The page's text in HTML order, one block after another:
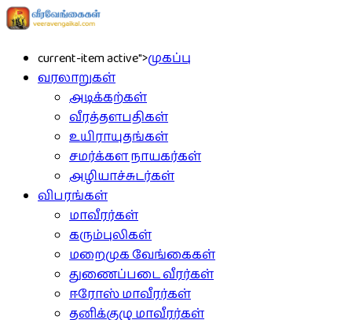
current-item active">முகப்பு
வரலாறுகள்
அடிக்கற்கள்
வீரத்தளபதிகள்
உயிராயுதங்கள்
சமர்க்கள நாயகர்கள்
அழியாச்சுடர்கள்
விபரங்கள்
மாவீரர்கள்
கரும்புலிகள்
மறைமுக வேங்கைகள்
துணைப்படை வீரர்கள்
ஈரோஸ் மாவீரர்கள்
தனிக்குழு மாவீரர்கள்